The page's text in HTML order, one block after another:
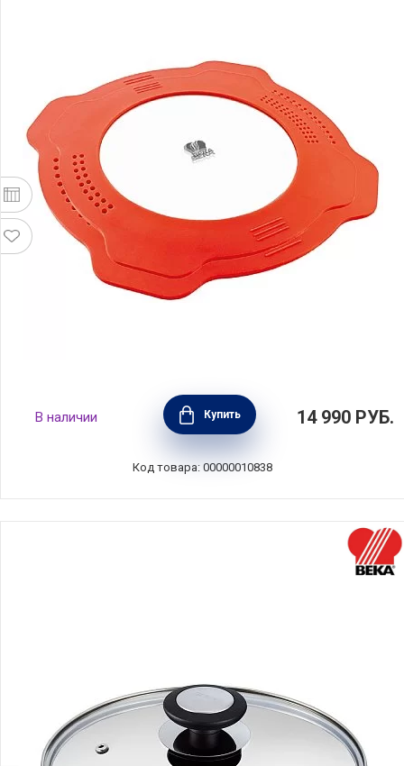
Набор из 2-х крышек для кастрюль Nest 16 +
18 см, стекло + силикон, BEKA, Бельгия,
13579024
В наличии Купить 14 990 РУБ.
Код товара: 00000010838